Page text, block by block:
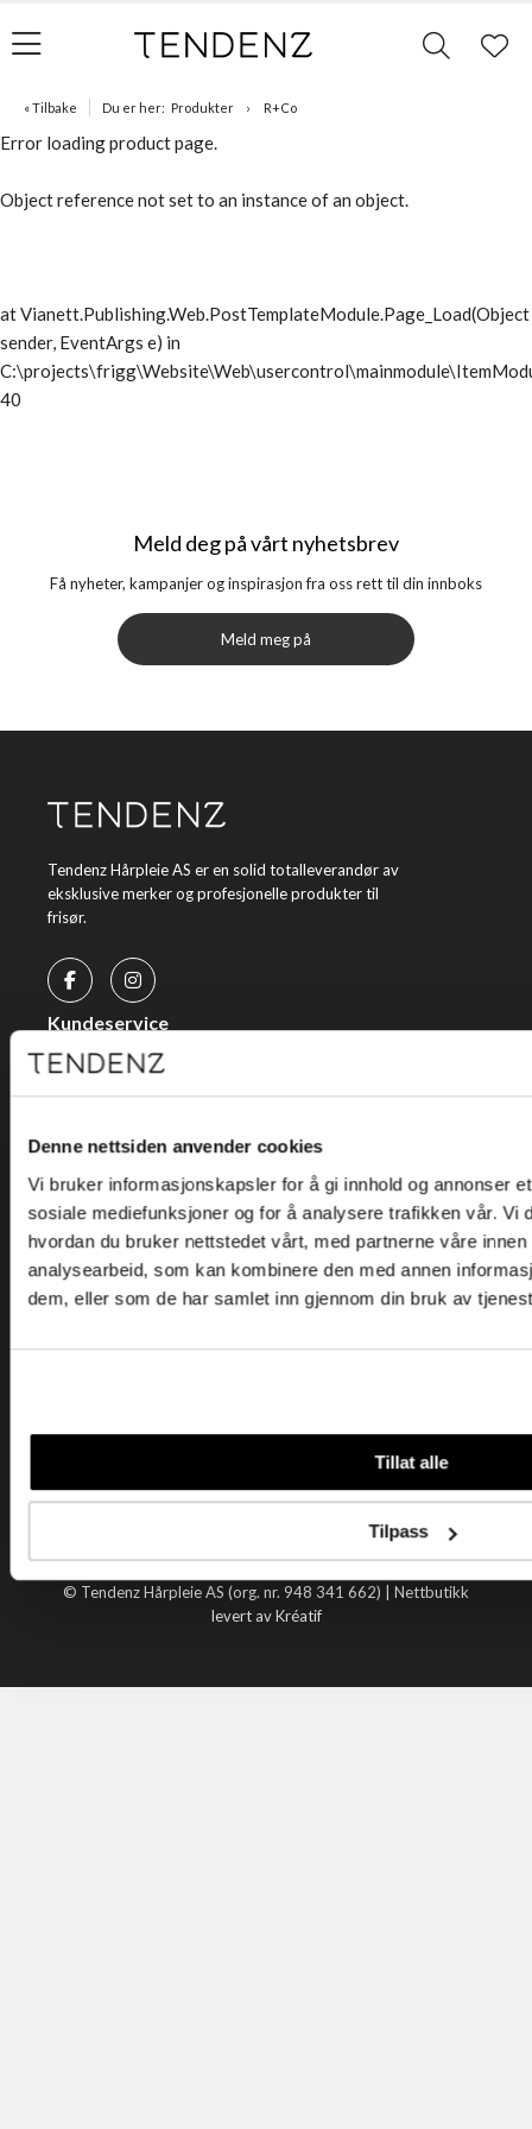
Denne nettsiden anvender cookies
Vi bruker informasjonskapsler for å gi innhold og annonser
sosiale mediefunksjoner og for å analysere trafikken vår. Vi
hvordan du bruker nettstedet vårt, med partnerne våre
analysearbeid, som kan kombinere den med annen
dem, eller som de har samlet inn gjennom din bruk av
Tillat alle
Tilpass
« Tilbake Du er her: Produkter R+Co
Error loading product page.
Object reference not set to an instance of an object.
at Vianett.Publishing.Web.PostTemplateModule.Page_Load(Object
sender, EventArgs e) in
40
Meld deg på vårt nyhetsbrev
Få nyheter, kampanjer og inspirasjon fra oss rett til din innboks
Meld meg på
Tendenz Hårpleie AS er en solid totalleverandør av
eksklusive merker og profesjonelle produkter til
frisør.
Kundeservice
Kjøpsvilkår
Personvern
Holtegata 26, 0355 Oslo
Telefon: +47 22 92 50 00
E-post: kundeservice@tendenz.net
Nyttige lenker
Datablad
Om oss
Handle hos oss
© Tendenz Hårpleie AS (org. nr. 948 341 662) | Nettbutikk
levert av Kréatif